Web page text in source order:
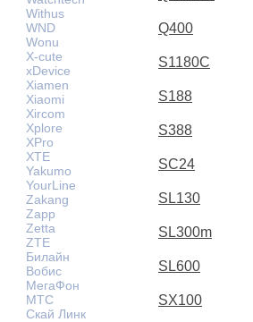
Withus
WND
Wonu
X-cute
xDevice
Xiamen
Xiaomi
Xircom
Xplore
XPro
XTE
Yakumo
YourLine
Zakang
Zapp
Zetta
ZTE
Билайн
Вобис
МегаФон
МТС
Скай Линк
Q400
S1180C
S188
S388
SC24
SL130
SL300m
SL600
SX100